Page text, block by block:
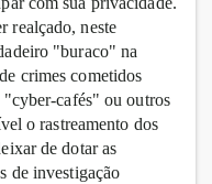
realçado, neste
"buraco" na
crimes cometidos
"cyber-cafés" ou outros
o rastreamento dos
de dotar as
de investigação